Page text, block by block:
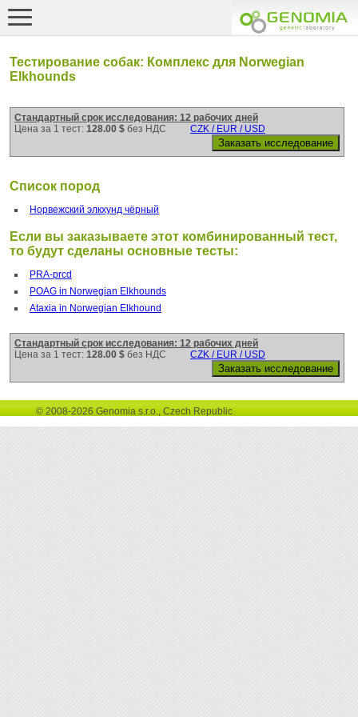
Тестирование собак: Комплекс для Norwegian
Elkhounds
Стандартный срок исследования: 12 рабочих дней
Цена за 1 тест: 128.00 $ без НДС CZK / EUR / USD
Список пород
Норвежский элкхунд чёрный
Если вы заказываете этот комбинированный тест,
то будут сделаны основные тесты:
PRA-prcd
POAG in Norwegian Elkhounds
Ataxia in Norwegian Elkhound
Стандартный срок исследования: 12 рабочих дней
Цена за 1 тест: 128.00 $ без НДС CZK / EUR / USD
© 2008-2026 Genomia s.r.o., Czech Republic